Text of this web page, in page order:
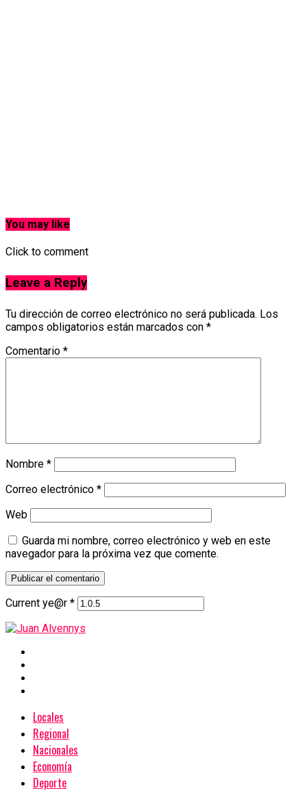
You may like
Click to comment
Leave a Reply
Tu dirección de correo electrónico no será publicada. Los
campos obligatorios están marcados con *
Comentario *
Nombre *
Correo electrónico *
Web
Guarda mi nombre, correo electrónico y web en este
navegador para la próxima vez que comente.
Current ye@r *
Locales
Regional
Nacionales
Economía
Deporte